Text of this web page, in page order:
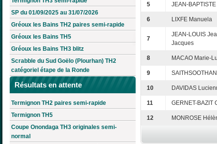
SP du 01/09/2025 au 31/07/2026
Gréoux les Bains TH2 paires semi-rapide
Gréoux les Bains TH5
Gréoux les Bains TH3 blitz
Scrabble du Sud Goëlo (Plourhan) TH2
catégoriel étape de la Ronde
Résultats en attente
Termignon TH2 paires semi-rapide
Termignon TH5
Coupe Onondaga TH3 originales semi-
normal
5 JEAN-
6 LIXFE Manuela
7
JEAN-LOUIS
Jacques
8 MACAO Marie-
9
10 DAVIDAS
11 GERNET-BAZIT
12 MONROSE